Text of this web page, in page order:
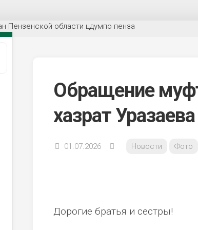
Обращение
хазрат Уразаева
01.07.2026 Новости Фото
Дорогие братья и сестры!